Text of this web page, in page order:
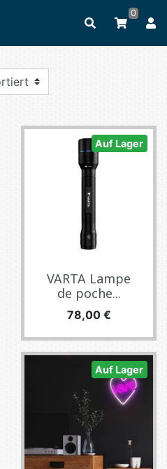
0
Auf Lager
VARTA Lampe
de poche...
Preis
78,00 €
Auf Lager